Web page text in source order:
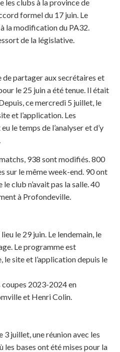
les clubs à la province de
formel du 17 juin. Le
la modification du PA32.
de la législative.
de partager aux secrétaires et
le 25 juin a été tenue. Il était
ce mercredi 5 juillet, le
et l’application. Les
le temps de l’analyser et d’y
938 sont modifiés. 800
sur le même week-end. 90 ont
club n’avait pas la salle. 40
à Profondeville.
le 29 juin. Le lendemain, le
Le programme est
site et l’application depuis le
2023-2024 en
et Henri Colin.
juillet, une réunion avec les
les bases ont été mises pour la